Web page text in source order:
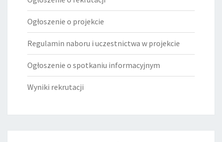
Ogłoszenie o projekcie
Regulamin naboru i uczestnictwa w projekcie
Ogłoszenie o spotkaniu informacyjnym
Wyniki rekrutacji